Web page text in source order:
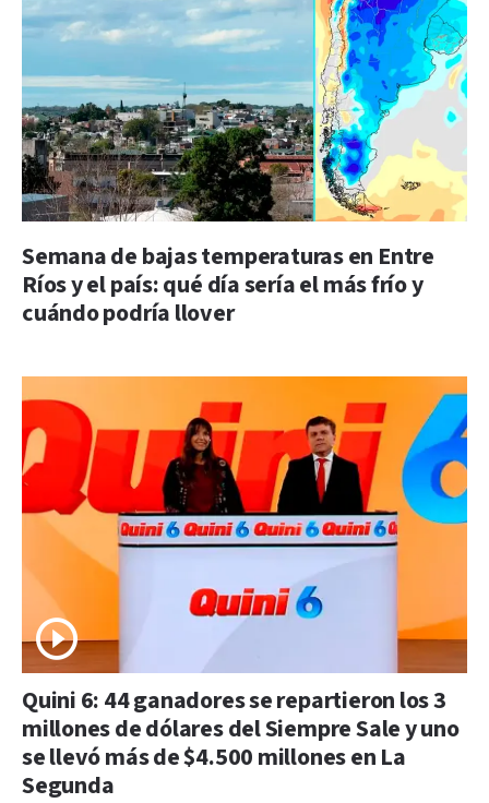
Semana de bajas temperaturas en Entre
Ríos y el país: qué día sería el más frío y
cuándo podría llover
Quini 6: 44 ganadores se repartieron los 3
millones de dólares del Siempre Sale y uno
se llevó más de $4.500 millones en La
Segunda